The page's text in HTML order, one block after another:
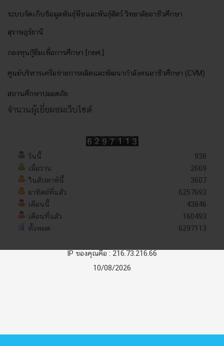
ระบบจัดเก็บข้อมูลพันธุ์พืชและพันธุ์สัตว์ วิทยาลัยอาชีวศึกษา
สุราษฎร์ธานี
กองทุนกู้ยืมเพื่อการศึกษา [กยศ.]
ศูนย์บริหารเครือข่ายการผลิตและพัฒนากำลังคนอาชีวศึกษา (CVM)
สถานศึกษาปลอดภัย
จำนวนผู้เยี่ยมชมเว็บไซต์
วันนี้
เมื่อวาน
ในสัปดาห์นี้
อาทิตย์ที่แล้ว
เดือนนี้
เดือนที่แล้ว
ทั้งหมด
938
2669
3607
6257693
43846
160493
6297113
IP ของคุณคือ : 216.73.216.66
10/08/2026